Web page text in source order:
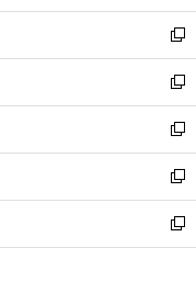
開
く
ウ
で
開
く
ン
ド
ウ
で
開
く
ウ
ィ
ン
ド
ウ
で
開
く
新
し
い
ウ
ィ
ン
ド
ウ
で
開
新
し
い
ウ
ィ
ン
ド
ウ
新
し
い
ウ
ィ
ン
新
し
い
ウ
新
し